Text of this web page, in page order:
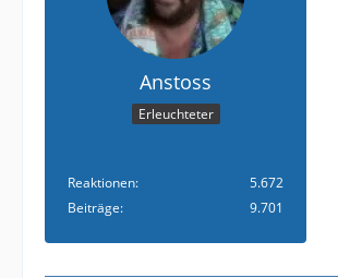
Anstoss
Erleuchteter
Reaktionen
5.672
Beiträge
9.701